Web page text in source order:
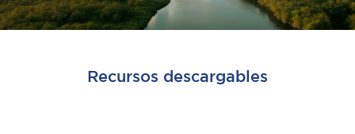
Recursos descargables